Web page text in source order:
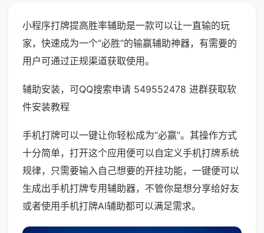
小程序打牌提高胜率辅助是一款可以让一直输的玩
家，快速成为一个“必胜”的输赢辅助神器，有需要的
用户可通过正规渠道获取使用。
辅助安装，可QQ搜索申请 549552478 进群获取软
件安装教程
手机打牌可以一键让你轻松成为“必赢”。其操作方式
十分简单，打开这个应用便可以自定义手机打牌系统
规律，只需要输入自己想要的开挂功能，一键便可以
生成出手机打牌专用辅助器，不管你是想分享给好友
或者使用手机打牌AI辅助都可以满足需求。